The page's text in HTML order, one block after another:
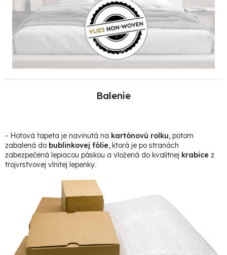
Balenie
- Hotová tapeta je navinutá na kartónovú rolku, potom
zabalená do bublinkovej fólie, ktorá je po stranách
zabezpečená lepiacou páskou a vložená do kvalitnej krabice z
trojvrstvovej vlnitej lepenky.